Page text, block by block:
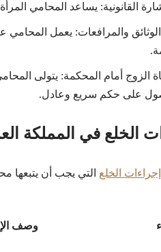
القانونية: يساعد المحامي
الوثائق والمرافعات: يعمل
الزوج أمام المحكمة: يتولى
على حكم سريع وعادل.
الخلع في المملكة
إجراءات الخلع التي يجب أن يتبعها
وصف